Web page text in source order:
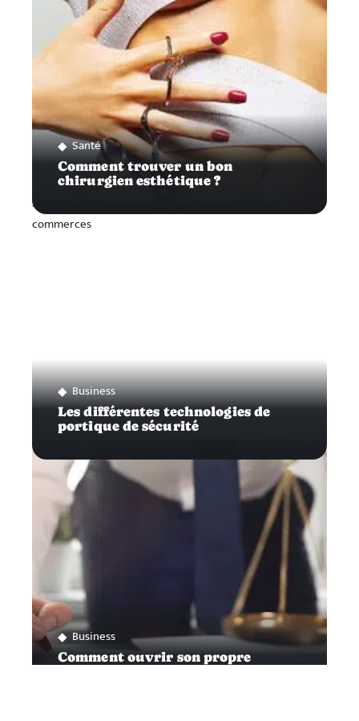
Santé
Comment trouver un bon
chirurgien esthétique ?
Business
Les différentes technologies de
portique de sécurité
Business
Comment ouvrir son propre